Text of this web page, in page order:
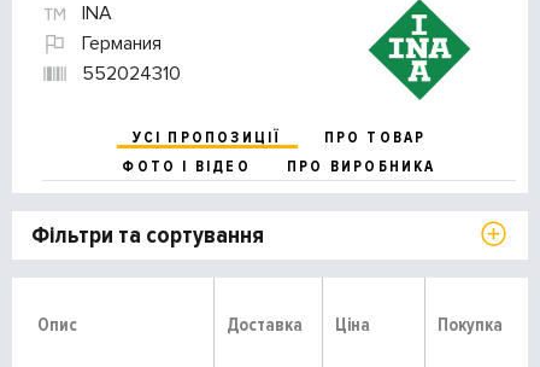
INA
Германия
552024310
УСІ ПРОПОЗИЦІЇ
ПРО ТОВАР
ФОТО І ВІДЕО
ПРО ВИРОБНИКА
Фільтри та сортування
Опис Доставка Ціна Покупка